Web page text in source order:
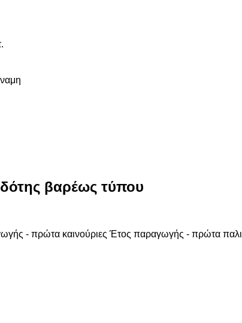
βαρέως τύπου
- πρώτα καινούριες Έτος παραγωγής - πρώτα